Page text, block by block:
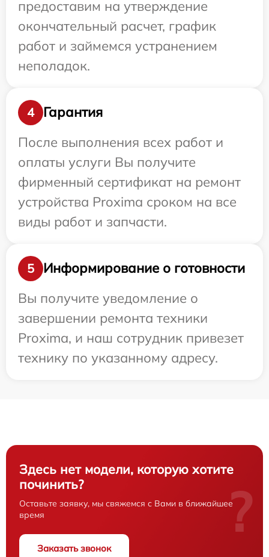
предоставим на утверждение
окончательный расчет, график
работ и займемся устранением
неполадок.
4
Гарантия
После выполнения всех работ и
оплаты услуги Вы получите
фирменный сертификат на ремонт
устройства Proxima сроком на все
виды работ и запчасти.
5
Информирование о готовности
Вы получите уведомление о
завершении ремонта техники
Proxima, и наш сотрудник привезет
технику по указанному адресу.
Здесь нет модели, которую хотите
починить?
Оставьте заявку, мы свяжемся с Вами в ближайшее
время
Заказать звонок
?